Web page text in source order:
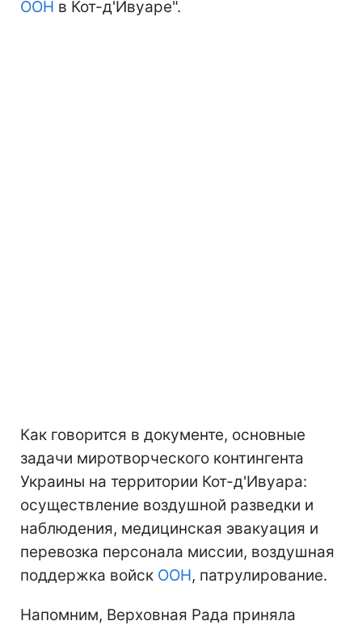
ООН в Кот-д'Ивуаре".
Как говорится в документе, основные
задачи миротворческого контингента
Украины на территории Кот-д'Ивуара:
осуществление воздушной разведки и
наблюдения, медицинская эвакуация и
перевозка персонала миссии, воздушная
поддержка войск ООН, патрулирование.
Напомним, Верховная Рада приняла